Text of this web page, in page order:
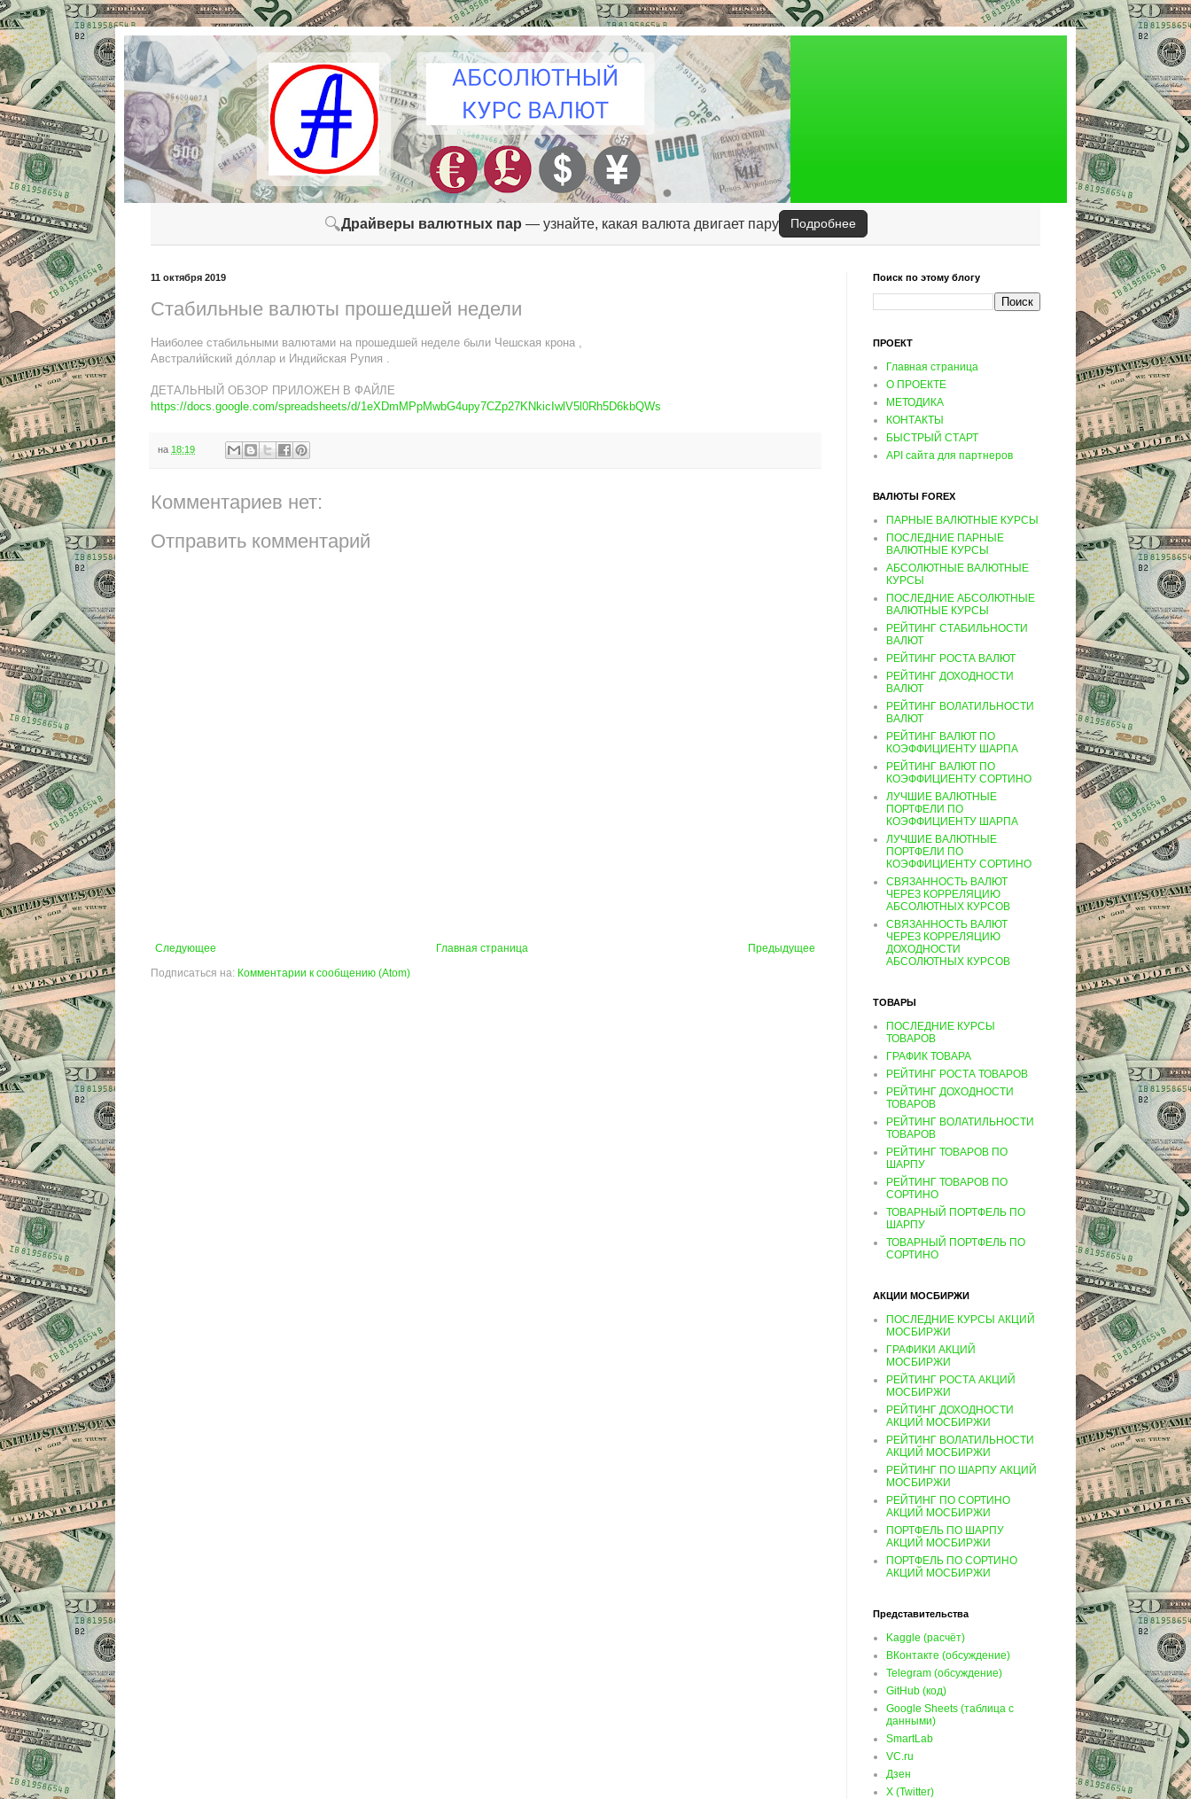
🔍Драйверы валютных пар — узнайте, какая валюта двигает пару Подробнее
11 октября 2019
Стабильные валюты прошедшей недели
Наиболее стабильными валютами на прошедшей неделе были Чешская крона ,
Австрали́йский до́ллар и Индийская Рупия .
ДЕТАЛЬНЫЙ ОБЗОР ПРИЛОЖЕН В ФАЙЛЕ
https://docs.google.com/spreadsheets/d/1eXDmMPpMwbG4upy7CZp27KNkicIwlV5l0Rh5D6kbQWs
на 18:19
Комментариев нет:
Отправить комментарий
Следующее Предыдущее
Главная страница
Подписаться на: Комментарии к сообщению (Atom)
Поиск по этому блогу
ПРОЕКТ
Главная страница
О ПРОЕКТЕ
МЕТОДИКА
КОНТАКТЫ
БЫСТРЫЙ СТАРТ
API сайта для партнеров
ВАЛЮТЫ FOREX
ПАРНЫЕ ВАЛЮТНЫЕ КУРСЫ
ПОСЛЕДНИЕ ПАРНЫЕ
ВАЛЮТНЫЕ КУРСЫ
АБСОЛЮТНЫЕ ВАЛЮТНЫЕ
КУРСЫ
ПОСЛЕДНИЕ АБСОЛЮТНЫЕ
ВАЛЮТНЫЕ КУРСЫ
РЕЙТИНГ СТАБИЛЬНОСТИ
ВАЛЮТ
РЕЙТИНГ РОСТА ВАЛЮТ
РЕЙТИНГ ДОХОДНОСТИ
ВАЛЮТ
РЕЙТИНГ ВОЛАТИЛЬНОСТИ
ВАЛЮТ
РЕЙТИНГ ВАЛЮТ ПО
КОЭФФИЦИЕНТУ ШАРПА
РЕЙТИНГ ВАЛЮТ ПО
КОЭФФИЦИЕНТУ СОРТИНО
ЛУЧШИЕ ВАЛЮТНЫЕ
ПОРТФЕЛИ ПО
КОЭФФИЦИЕНТУ ШАРПА
ЛУЧШИЕ ВАЛЮТНЫЕ
ПОРТФЕЛИ ПО
КОЭФФИЦИЕНТУ СОРТИНО
СВЯЗАННОСТЬ ВАЛЮТ
ЧЕРЕЗ КОРРЕЛЯЦИЮ
АБСОЛЮТНЫХ КУРСОВ
СВЯЗАННОСТЬ ВАЛЮТ
ЧЕРЕЗ КОРРЕЛЯЦИЮ
ДОХОДНОСТИ
АБСОЛЮТНЫХ КУРСОВ
ТОВАРЫ
ПОСЛЕДНИЕ КУРСЫ
ТОВАРОВ
ГРАФИК ТОВАРА
РЕЙТИНГ РОСТА ТОВАРОВ
РЕЙТИНГ ДОХОДНОСТИ
ТОВАРОВ
РЕЙТИНГ ВОЛАТИЛЬНОСТИ
ТОВАРОВ
РЕЙТИНГ ТОВАРОВ ПО
ШАРПУ
РЕЙТИНГ ТОВАРОВ ПО
СОРТИНО
ТОВАРНЫЙ ПОРТФЕЛЬ ПО
ШАРПУ
ТОВАРНЫЙ ПОРТФЕЛЬ ПО
СОРТИНО
АКЦИИ МОСБИРЖИ
ПОСЛЕДНИЕ КУРСЫ АКЦИЙ
МОСБИРЖИ
ГРАФИКИ АКЦИЙ
МОСБИРЖИ
РЕЙТИНГ РОСТА АКЦИЙ
МОСБИРЖИ
РЕЙТИНГ ДОХОДНОСТИ
АКЦИЙ МОСБИРЖИ
РЕЙТИНГ ВОЛАТИЛЬНОСТИ
АКЦИЙ МОСБИРЖИ
РЕЙТИНГ ПО ШАРПУ АКЦИЙ
МОСБИРЖИ
РЕЙТИНГ ПО СОРТИНО
АКЦИЙ МОСБИРЖИ
ПОРТФЕЛЬ ПО ШАРПУ
АКЦИЙ МОСБИРЖИ
ПОРТФЕЛЬ ПО СОРТИНО
АКЦИЙ МОСБИРЖИ
Представительства
Kaggle (расчёт)
ВКонтакте (обсуждение)
Telegram (обсуждение)
GitHub (код)
Google Sheets (таблица с
данными)
SmartLab
VC.ru
Дзен
X (Twitter)